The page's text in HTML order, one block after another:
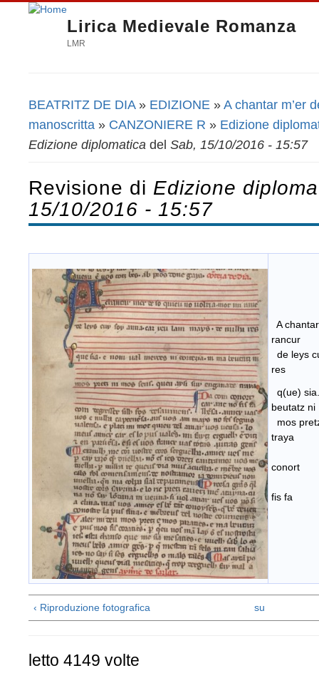
Lirica Medievale Romanza
LMR
Tu sei qui
BEATRITZ DE DIA» EDIZIONE » A chantar m’er
manoscritta » CANZONIERE R » Edizione
Edizione diplomatica del Sab, 15/10/2016 - 15:57
Revisione di Edizione
15/10/2016 - 15:57
A
rancur
de leys
res
q(ue)
beutatz
mos
traya
conort
fis fa
‹ Riproduzione fotografica su
letto 4149 volte